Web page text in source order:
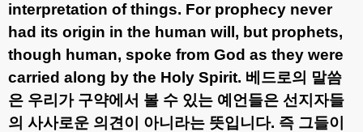
interpretation of things. For prophecy never
had its origin in the human will, but prophets,
though human, spoke from God as they were
carried along by the Holy Spirit. 베드로의 말씀
은 우리가 구약에서 볼 수 있는 예언들은 선지자들
의 사사로운 의견이 아니라는 뜻입니다. 즉 그들이